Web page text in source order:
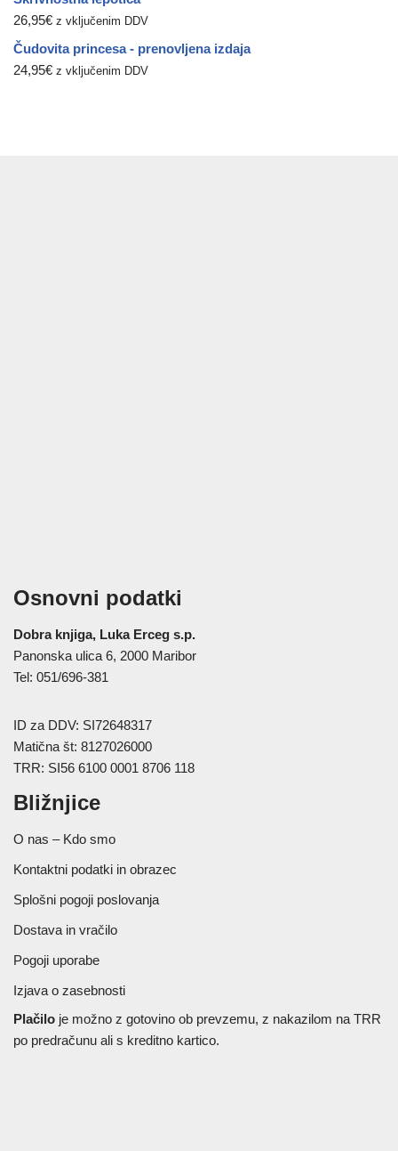
26,95€ z vključenim DDV
Čudovita princesa - prenovljena izdaja
24,95€ z vključenim DDV
Osnovni podatki
Dobra knjiga, Luka Erceg s.p.
Panonska ulica 6, 2000 Maribor
Tel: 051/696-381
ID za DDV: SI72648317
Matična št: 8127026000
TRR: SI56 6100 0001 8706 118
Bližnjice
O nas – Kdo smo
Kontaktni podatki in obrazec
Splošni pogoji poslovanja
Dostava in vračilo
Pogoji uporabe
Izjava o zasebnosti
Plačilo je možno z gotovino ob prevzemu, z nakazilom na TRR
po predračunu ali s kreditno kartico.